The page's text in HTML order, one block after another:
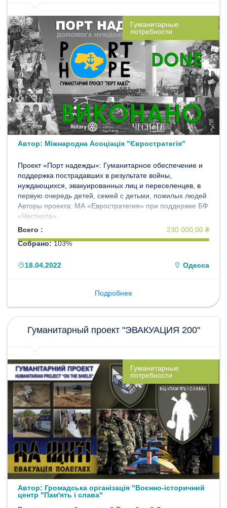
Гуманитарные
потребности
Автор: Міжнародна Асоціація "Євростратегія"
Проект «Порт надежды»: Гуманитарное обеспечение и
поддержка пострадавших в результате войны,
нуждающихся, эвакуированных лиц и переселенцев, в
первую очередь детей, семей с детьми, пожилых людей
Авторы проекта: МА «Евростратегия» при поддержке БФ
«Честнота».
Всего :
230 000,00 ₴
Собрано:103%
18.04.2022 Одесса
Подробнее
Гуманитарный проект "ЭВАКУАЦИЯ 200"
Гуманитарные
потребности
Автор: Громадська організація "Воєнно-історичний
центр "Пам'ять і слава"